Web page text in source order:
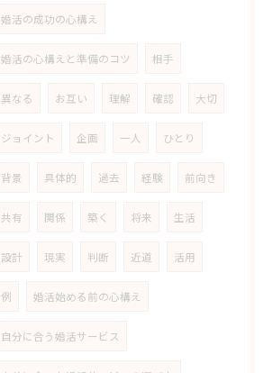
婚活の成功の心構え
婚活の心構えと準備のコツ 相手
異なる お互い 理解 確認 大切
ジョイント 企画 一人 ひとり
背景 具体的 過去 経験 前向き
共有 関係 築く 将来 生活
設計 現実 判断 近道 活用
例 婚活始める前の心構え
自分に合う婚活サービス